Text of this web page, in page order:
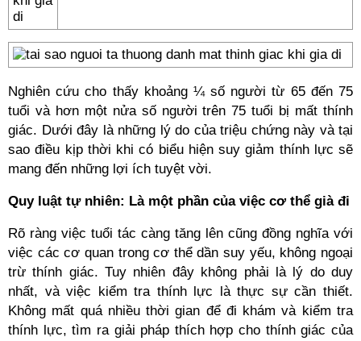
Nghiên cứu cho thấy khoảng ¼ số người từ 65 đến 75
tuổi và hơn một nửa số người trên 75 tuổi bị mất thính
giác. Dưới đây là những lý do của triệu chứng này và tại
sao điều kịp thời khi có biểu hiện suy giảm thính lực sẽ
mang đến những lợi ích tuyệt vời.
Quy luật tự nhiên: Là một phần của việc cơ thể già đi
Rõ ràng việc tuổi tác càng tăng lên cũng đồng nghĩa với
việc các cơ quan trong cơ thể dần suy yếu, không ngoại
trừ thính giác. Tuy nhiên đây không phải là lý do duy
nhất, và việc kiểm tra thính lực là thực sự cần thiết.
Không mất quá nhiều thời gian để đi khám và kiểm tra
thính lực, tìm ra giải pháp thích hợp cho thính giác của